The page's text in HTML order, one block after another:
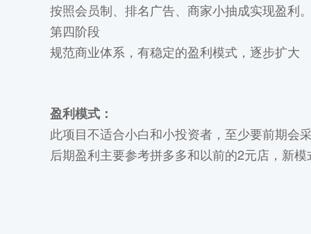
按照会员制、排名广告、商家小抽成实现盈利
第四阶段
规范商业体系，有稳定的盈利模式，逐步扩大
盈利模式：
此项目不适合小白和小投资者，至少要前期会
后期盈利主要参考拼多多和以前的2元店，新